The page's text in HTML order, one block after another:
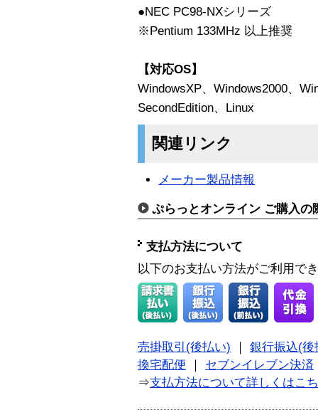
●NEC PC98-NXシリーズ
※Pentium 133MHz 以上推奨
【対応OS】
WindowsXP、Windows2000、
SecondEdition、Linux
関連リンク
メーカー製品情報
ぷらっとオンライン ご購入の
支払方法について
以下のお支払い方法がご利用で
売掛取引(後払い)
銀行振込(後
換宅配便
セブンイレブン決済
⇒支払方法について詳しくはこ